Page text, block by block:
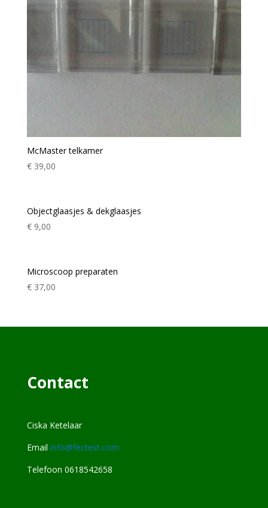
McMaster telkamer
€39,00
Objectglaasjes & dekglaasjes
€9,00
Microscoop preparaten
€37,00
Contact
Ciska Ketelaar
Email info@fectest.com
Telefoon 0618542658